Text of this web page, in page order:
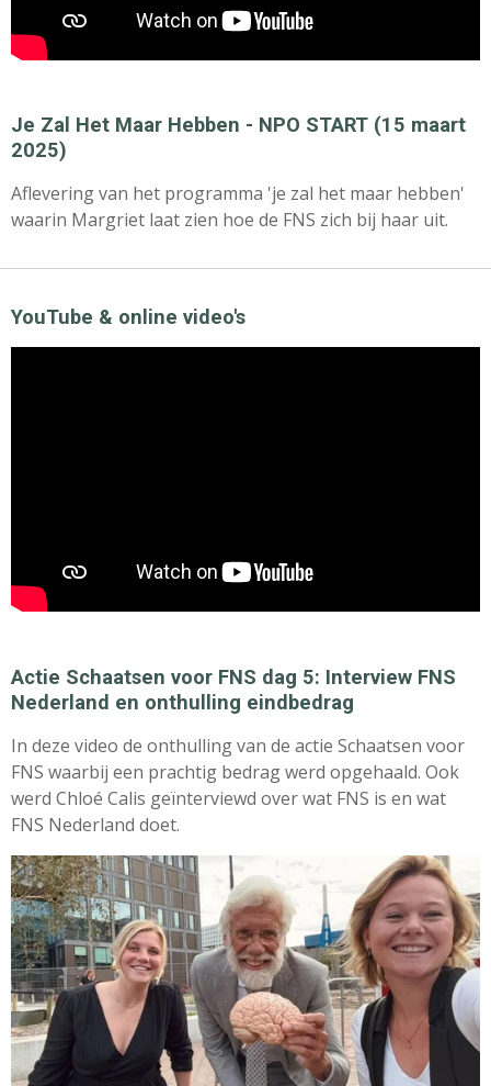
Je Zal Het Maar Hebben - NPO START (15 maart
2025)
Aflevering van het programma 'je zal het maar hebben'
waarin Margriet laat zien hoe de FNS zich bij haar uit.
YouTube & online video's
Actie Schaatsen voor FNS dag 5: Interview FNS
Nederland en onthulling eindbedrag
In deze video de onthulling van de actie Schaatsen voor
FNS waarbij een prachtig bedrag werd opgehaald. Ook
werd Chloé Calis geïnterviewd over wat FNS is en wat
FNS Nederland doet.